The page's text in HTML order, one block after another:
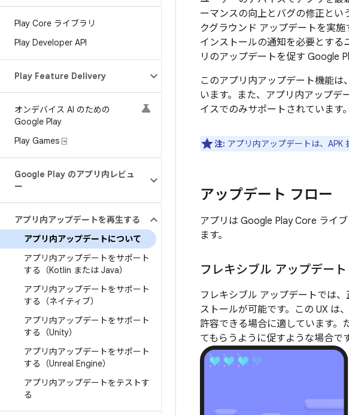
Play Core ライブラリ
Play Developer API
Play Feature Delivery
オンデバイス AI のための
Google Play
Play Games ⍈
Google Play のアプリ内レビュ
ー
アプリ内アップデートを再生する
アプリ内アップデートについて
アプリ内アップデートをサポート
する（Kotlin または Java）
アプリ内アップデートをサポート
する（ネイティブ）
アプリ内アップデートをサポート
する（Unity）
アプリ内アップデートをサポート
する（Unreal Engine）
アプリ内アップデートをテストす
る
ーマンスの向上とバグの修正とい
クグラウンド アップデートを実
インストールの通知を必要とする
リのアップデートを促す Google
このアプリ内アップデート機能
います。また、アプリ内アップデ
イスでのみサポートされています。
注: アプリ内アップデートは、APK
アップデート フロー
アプリは Google Play Core ライ
ます。
フレキシブル アップデート
フレキシブル アップデートでは
ストールが可能です。この UX は
許容できる場合に適しています。
てもらうように促すような場合です